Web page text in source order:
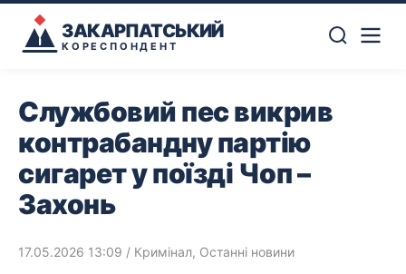
ЗАКАРПАТСЬКИЙ
КОРЕСПОНДЕНТ
Службовий пес викрив
контрабандну партію
сигарет у поїзді Чоп –
Захонь
17.05.2026 13:09 / Кримінал, Останні новини